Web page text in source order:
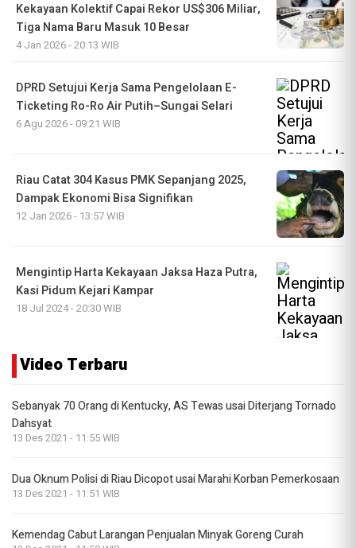
Kekayaan Kolektif Capai Rekor US$306 Miliar,
Tiga Nama Baru Masuk 10 Besar
4 Jan 2026 - 20:13 WIB
DPRD Setujui Kerja Sama Pengelolaan E-
Ticketing Ro-Ro Air Putih–Sungai Selari
6 Agu 2026 - 09:21 WIB
Riau Catat 304 Kasus PMK Sepanjang 2025,
Dampak Ekonomi Bisa Signifikan
12 Jan 2026 - 13:57 WIB
Mengintip Harta Kekayaan Jaksa Haza Putra,
Kasi Pidum Kejari Kampar
18 Jul 2024 - 20:30 WIB
Video Terbaru
Sebanyak 70 Orang di Kentucky, AS Tewas usai Diterjang Tornado
Dahsyat
13 Des 2021 - 11:55 WIB
Dua Oknum Polisi di Riau Dicopot usai Marahi Korban Pemerkosaan
13 Des 2021 - 11:51 WIB
Kemendag Cabut Larangan Penjualan Minyak Goreng Curah